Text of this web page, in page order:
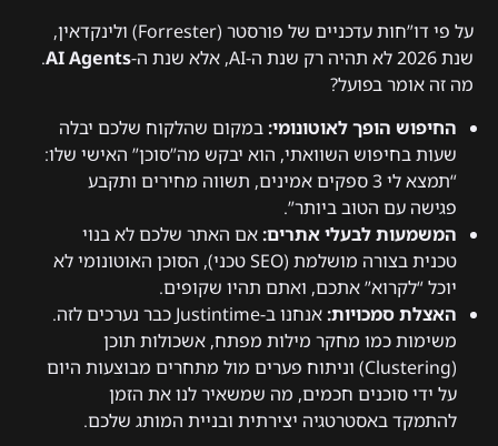
על פי דו”חות עדכניים של פורסטר (Forrester) ולינקדאין,
שנת 2026 לא תהיה רק שנת ה-AI, אלא שנת ה-
AI Agents
.
מה זה אומר בפועל?
החיפוש הופך לאוטונומי:במקום שהלקוח שלכם יבלה
שעות בחיפוש השוואתי, הוא יבקש מה”סוכן” האישי שלו:
“תמצא לי 3 ספקים אמינים, תשווה מחירים ותקבע
פגישה עם הטוב ביותר”.
המשמעות לבעלי אתרים:אם האתר שלכם לא בנוי
טכנית בצורה מושלמת (SEO טכני), הסוכן האוטונומי לא
יוכל “לקרוא” אתכם, ואתם תהיו שקופים.
האצלת סמכויות:
אנחנו ב-Justintime כבר נערכים לזה.
משימות כמו מחקר מילות מפתח, אשכולות תוכן
(Clustering) וניתוח פערים מול מתחרים מבוצעות היום
על ידי סוכנים חכמים, מה שמשאיר לנו את הזמן
להתמקד באסטרטגיה יצירתית ובניית המותג שלכם.